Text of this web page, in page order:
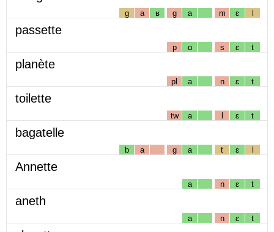
g a ʁ g a m ɛ l
passette
p ɑ s ɛ t
planète
pl a n ɛ t
toilette
tw a l ɛ t
bagatelle
b a g a t ɛ l
Annette
a n ɛ t
aneth
a n ɛ t